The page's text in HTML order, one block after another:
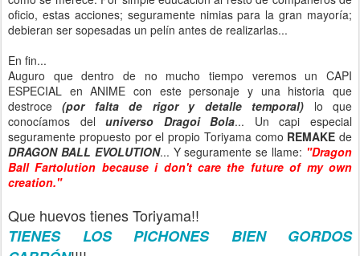
oficio, estas acciones; seguramente nimias para la gran mayoría;
debieran ser sopesadas un pelín antes de realizarlas...
En fin...
Auguro que dentro de no mucho tiempo veremos un CAPI
ESPECIAL en ANIME con este personaje y una historia que
destroce (por falta de rigor y detalle temporal) lo que
conocíamos deluniverso Dragoi Bola... Un capi especial
seguramente propuesto por el propio Toriyama como REMAKE de
DRAGON BALL EVOLUTION... Y seguramente se llame: "Dragon
Ball Fartolution because i don't care the future of my own
creation."
Que huevos tienes Toriyama!!
TIENES LOS PICHONES BIEN GORDOS